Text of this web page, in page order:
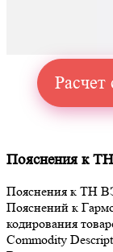
Пояснения к
Пояснения к ТН
Пояснений к
кодирования
Commodity